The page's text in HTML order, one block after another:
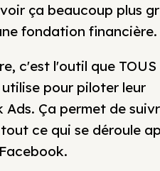
ça beaucoup plus
fondation financière.
c'est l'outil que TOUS
pour piloter leur
Ça permet de
ce qui se déroule